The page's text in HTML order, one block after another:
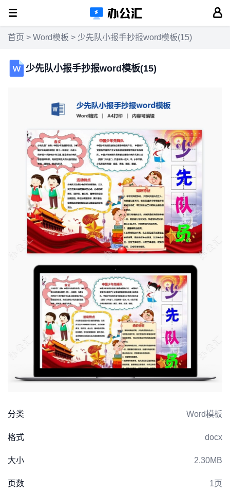
首页 > Word模板 > 少先队小报手抄报word模板(15)
少先队小报手抄报word模板(15)
分类 Word模板
格式 docx
大小 2.30MB
页数 1页